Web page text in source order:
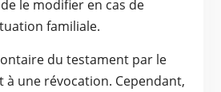
le modifier en cas de
familiale.
du testament par le
une révocation. Cependant,